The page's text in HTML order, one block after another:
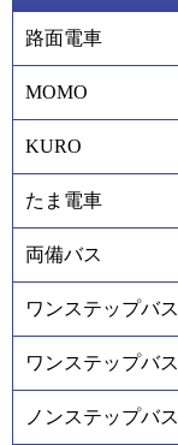
路面電車
MOMO
KURO
たま電車
両備バス
ワンステップバ
ワンステップバ
ノンステップバ